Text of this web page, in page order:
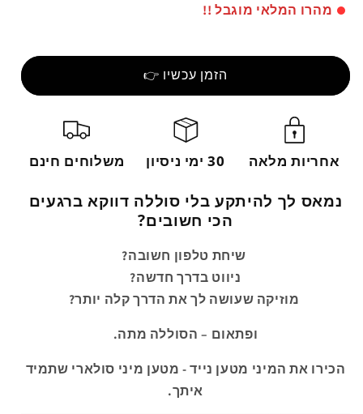
מהרו המלאי מוגבל !!
הזמן עכשיו 👉
אחריות מלאה 30 ימי ניסיון משלוחים חינם
נמאס לך להיתקע בלי סוללה דווקא ברגעים
הכי חשובים?
שיחת טלפון חשובה?
ניווט בדרך חדשה?
מוזיקה שעושה לך את הדרך קלה יותר?
ופתאום – הסוללה מתה.
הכירו את המיני מטען נייד - מטען מיני סולארי שתמיד
איתך.